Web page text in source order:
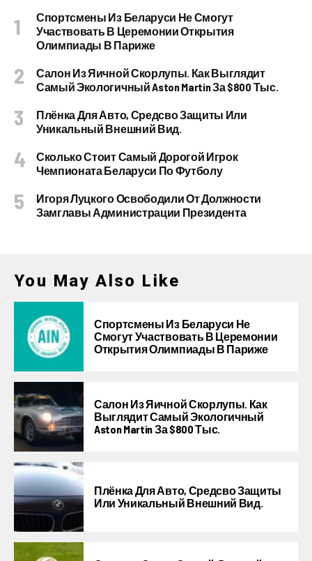
Спортсмены Из Беларуси Не Смогут
Участвовать В Церемонии Открытия
Олимпиады В Париже
Салон Из Яичной Скорлупы. Как Выглядит
Самый Экологичный Aston Martin За $800 Тыс.
Плёнка Для Авто, Средсво Защиты Или
Уникальный Внешний Вид.
Сколько Стоит Самый Дорогой Игрок
Чемпионата Беларуси По Футболу
Игоря Луцкого Освободили От Должности
Замглавы Администрации Президента
You May Also Like
Спортсмены Из Беларуси Не
Смогут Участвовать В Церемонии
Открытия Олимпиады В Париже
Салон Из Яичной Скорлупы. Как
Выглядит Самый Экологичный
Aston Martin За $800 Тыс.
Плёнка Для Авто, Средсво Защиты
Или Уникальный Внешний Вид.